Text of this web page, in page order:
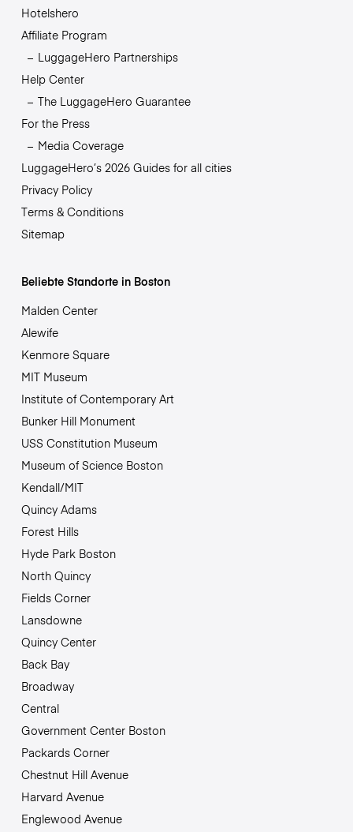
Hotelshero
Affiliate Program
LuggageHero Partnerships
Help Center
The LuggageHero Guarantee
For the Press
Media Coverage
LuggageHero’s 2026 Guides for all cities
Privacy Policy
Terms & Conditions
Sitemap
Beliebte Standorte in Boston
Malden Center
Alewife
Kenmore Square
MIT Museum
Institute of Contemporary Art
Bunker Hill Monument
USS Constitution Museum
Museum of Science Boston
Kendall/MIT
Quincy Adams
Forest Hills
Hyde Park Boston
North Quincy
Fields Corner
Lansdowne
Quincy Center
Back Bay
Broadway
Central
Government Center Boston
Packards Corner
Chestnut Hill Avenue
Harvard Avenue
Englewood Avenue